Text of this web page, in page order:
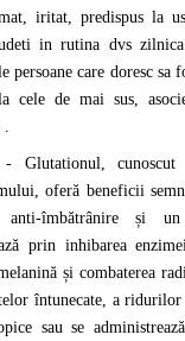
iritat, predispus la
in rutina dvs
persoane care doresc sa
cele de mai sus,
.
Glutationul, cunoscut
oferă beneficii
anti-îmbătrânire și
prin inhibarea
și combaterea
întunecate, a
sau se